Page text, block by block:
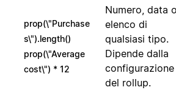
prop(\"Purchase
s\").length()
prop(\"Average
cost\") * 12
Numero, data
elenco di
qualsiasi tipo.
Dipende dalla
configurazione
del rollup.